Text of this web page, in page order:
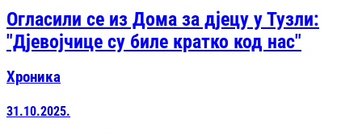
Огласили се из Дома за дјецу у Тузли:
"Дјевојчице су биле кратко код нас"
Хроника
31.10.2025.